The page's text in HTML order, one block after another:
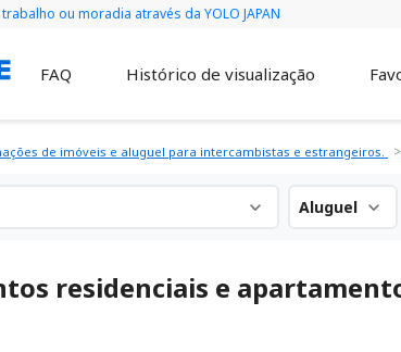
ou moradia através da YOLO JAPAN
FAQ Histórico de visualização
de imóveis e aluguel para intercambistas e estrangeiros.
Aluguel
residenciais e